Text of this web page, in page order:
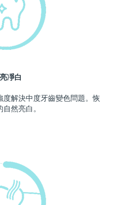
凈白
度解決中度牙齒變色問題。恢
然亮白。
預計送達日期
預計送達日期
預計送達日期
預計送達日期